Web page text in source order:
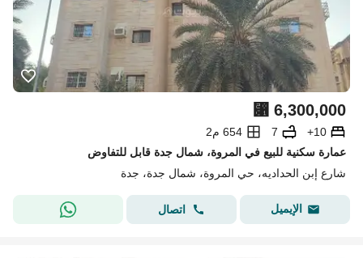
⃁ 6,300,000
10+
7
654 م2
عمارة سكنية للبيع في المروة، شمال جدة قابل للتفاوض
شارع إبن الحداديه، حي المروة، شمال جدة، جدة
الإيميل اتصال